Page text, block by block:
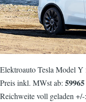
Elektroauto Tesla Model
Preis inkl. MWst ab: 59965
Reichweite voll geladen +/-: